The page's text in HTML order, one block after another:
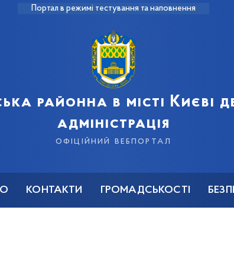
Портал в режимі тестування та наповнення
районна в місті Києві
адміністрація
офіційний вебпортал
КОНТАКТИ ГРОМАДСЬКОСТІ